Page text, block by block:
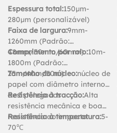
Espessura total:150μm-
280μm (personalizável)
Faixa de largura:9mm-
1260mm (Padrão:
48mm/50mm/60mm)
Comprimento por rolo:10m-
1800m (Padrão:
25m/40m/50m)
Tamanho do núcleo:núcleo de
papel com diâmetro interno
de 3 polegadas
Resistência à tracção:Alta
resistência mecânica e boa
resistência ao impacto.
Resistência à temperatura:5-
70℃